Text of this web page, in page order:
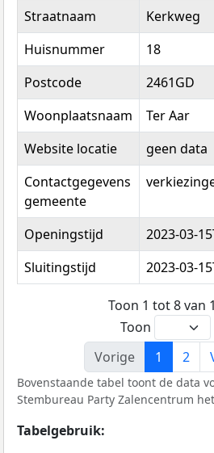
Locatiedata
per
verkiezing
Straatnaam Kerkweg
Huisnummer
18
Postcode
2461GD
Woonplaatsnaam
Ter Aar
Website locatie
geen data
Contactgegevens
gemeente
Openingstijd 2023-03-
Sluitingstijd
2023-03-
Toon 1 tot 8 van
Toon
Vorige
1 2
Bovenstaande tabel toont de data
Stembureau Party Zalencentrum
Tabelgebruik: